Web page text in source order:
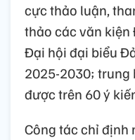
cực thảo luận,
thảo các văn
Đại hội đại biểu
2025-2030; trung
được trên 60 ý
Công tác chỉ định